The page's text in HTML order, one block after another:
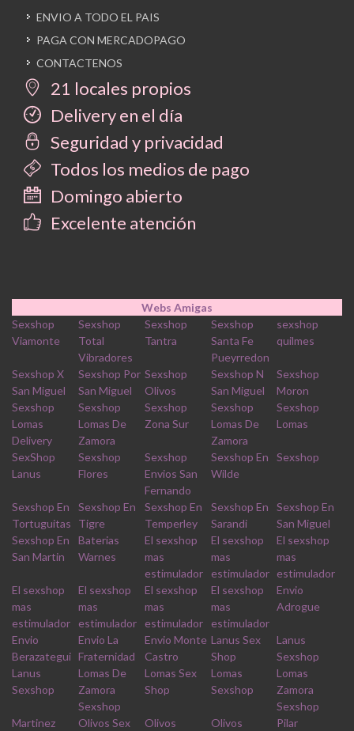
ENVIO A TODO EL PAIS
PAGA CON MERCADOPAGO
CONTACTENOS
21 locales propios
Delivery en el día
Seguridad y privacidad
Todos los medios de pago
Domingo abierto
Excelente atención
Webs Amigas
Sexshop
Viamonte
Sexshop
Total
Vibradores
Sexshop
Tantra
Sexshop
Santa Fe
Pueyrredon
sexshop
quilmes
Sexshop X
San Miguel
Sexshop Por
San Miguel
Sexshop
Olivos
Sexshop N
San Miguel
Sexshop
Moron
Sexshop
Lomas
Delivery
Sexshop
Lomas De
Zamora
Sexshop
Zona Sur
Sexshop
Lomas De
Zamora
Sexshop
Lomas
SexShop
Lanus
Sexshop
Flores
Sexshop
Envios San
Fernando
Sexshop En
Wilde
Sexshop
Sexshop En
Tortuguitas
Sexshop En
Tigre
Sexshop En
Temperley
Sexshop En
Sarandi
Sexshop En
San Miguel
Sexshop En
San Martin
Baterias
Warnes
El sexshop
mas
estimulador
El sexshop
mas
estimulador
El sexshop
mas
estimulador
El sexshop
mas
estimulador
El sexshop
mas
estimulador
El sexshop
mas
estimulador
El sexshop
mas
estimulador
Envio
Adrogue
Envio
Berazategui
Envio La
Fraternidad
Envio Monte
Castro
Lanus Sex
Shop
Lanus
Sexshop
Lanus
Sexshop
Lomas De
Zamora
Sexshop
Lomas Sex
Shop
Lomas
Sexshop
Lomas
Zamora
Sexshop
Martinez
Olivos Sex
Olivos
Olivos
Pilar